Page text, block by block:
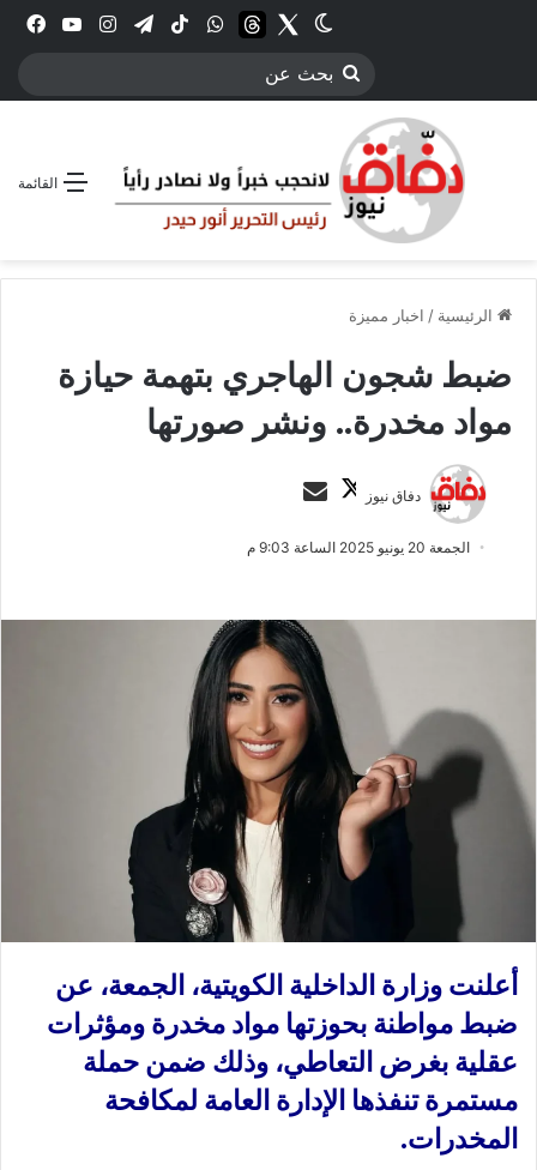
انستقرامتيلقرام‫TikTokواتسابthreadsTwitter
الوضع المظلم
بحث
القائمة
الرئيسية / اخبار مميزة
ضبط شجون الهاجري بتهمة حيازة
مواد مخدرة.. ونشر صورتها
دفاق نيوز
ت
ب
ل
ى
X
س
ر
ي
د
ا
إ
ك
ي
ا
الجمعة 20 يونيو 2025 الساعة 9:03 م
أعلنت وزارة الداخلية الكويتية، الجمعة، عن
ضبط مواطنة بحوزتها مواد مخدرة ومؤثرات
عقلية بغرض التعاطي، وذلك ضمن حملة
مستمرة تنفذها الإدارة العامة لمكافحة
المخدرات.